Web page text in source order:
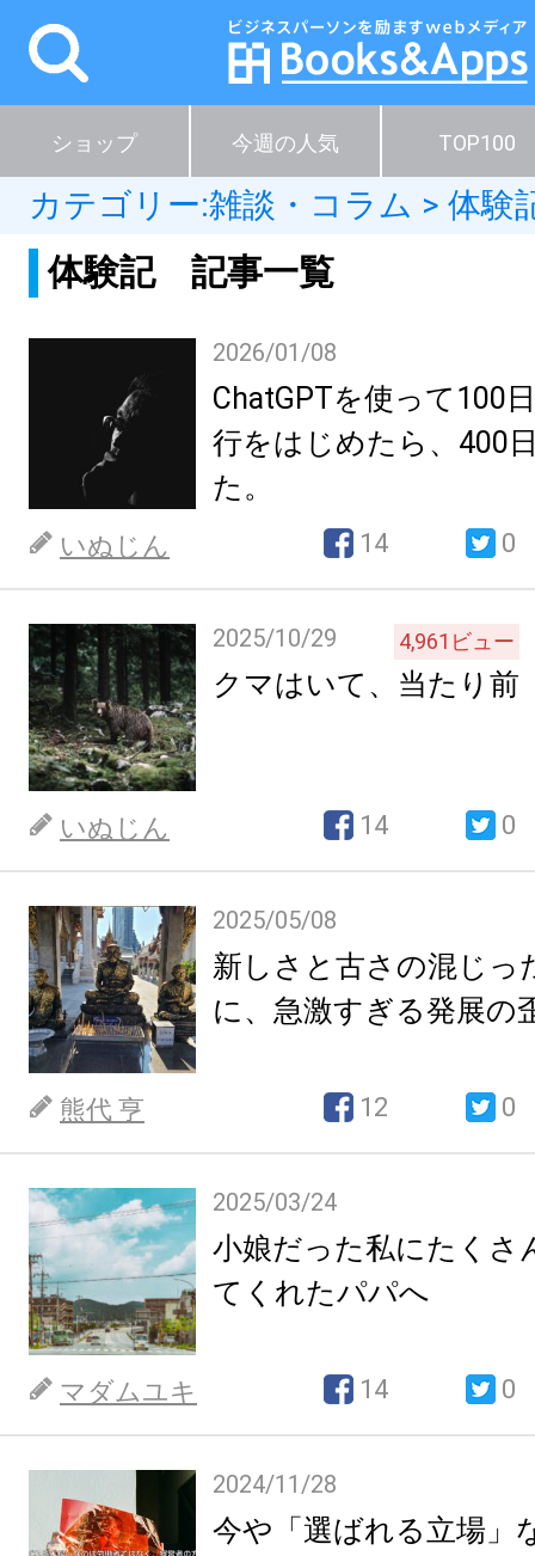
ショップ 今週の人気 TOP100
カテゴリー:雑談・コラム > 体験
体験記 記事一覧
2026/01/08
ChatGPTを使って100
行をはじめたら、400
た。
いぬじん 14 0
2025/10/29 4,961 ビュー
クマはいて、当たり前
いぬじん 14 0
2025/05/08
新しさと古さの混じっ
に、急激すぎる発展の
熊代 亨 12 0
2025/03/24
小娘だった私にたくさ
てくれたパパへ
マダムユキ 14 0
2024/11/28
今や「選ばれる立場」